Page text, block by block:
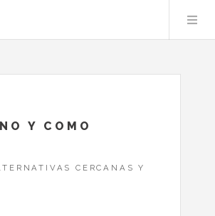
Y COMO
CERCANAS Y